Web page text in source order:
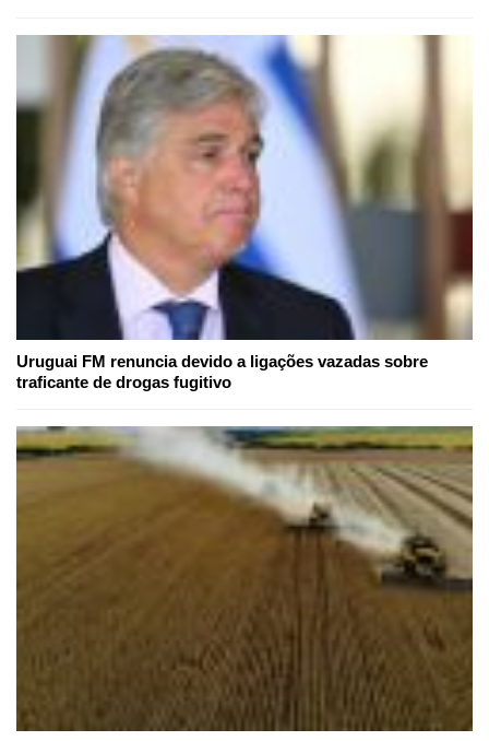
Uruguai FM renuncia devido a ligações vazadas sobre
traficante de drogas fugitivo